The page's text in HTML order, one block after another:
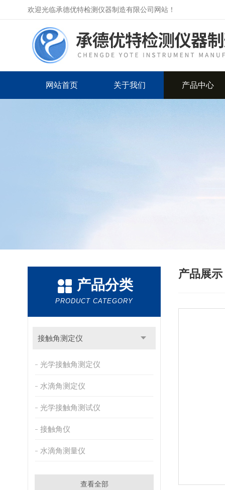
欢迎光临承德优特检测仪器制造有限公司网站！
网站首页 关于我们 产品中心
产品分类
PRODUCT CATEGORY
接触角测定仪
光学接触角测定仪
水滴角测定仪
光学接触角测试仪
接触角仪
水滴角测量仪
查看全部
产品展示